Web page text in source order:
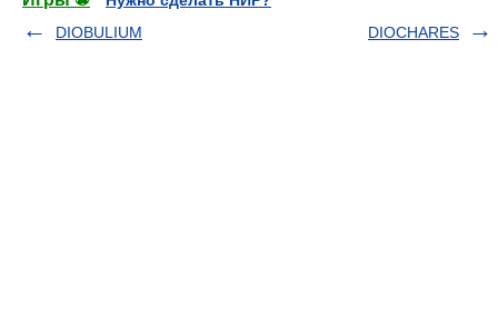
DIOBULIUM
DIOCHARES